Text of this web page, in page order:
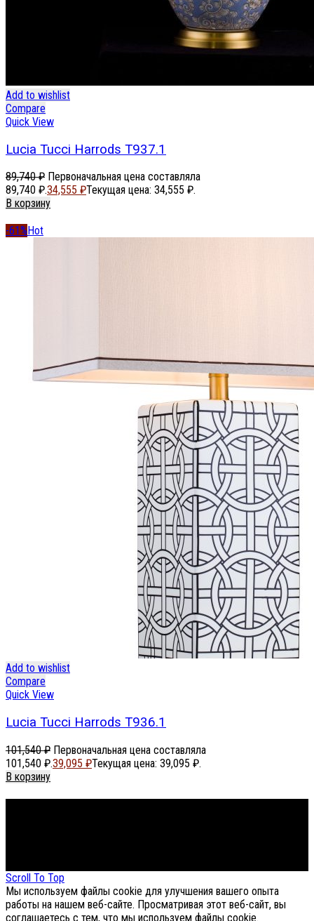
Add to wishlist
Compare
Quick View
Lucia Tucci Harrods T937.1
89,740₽ Первоначальная цена составляла
89,740 ₽.34,555 ₽Текущая цена: 34,555 ₽.
В корзину
-61% Hot
Add to wishlist
Compare
Quick View
Lucia Tucci Harrods T936.1
101,540₽ Первоначальная цена составляла
101,540 ₽.39,095 ₽Текущая цена: 39,095 ₽.
В корзину
Scroll To Top
Мы используем файлы cookie для улучшения вашего опыта
работы на нашем веб-сайте. Просматривая этот веб-сайт, вы
соглашаетесь с тем, что мы используем файлы cookie.